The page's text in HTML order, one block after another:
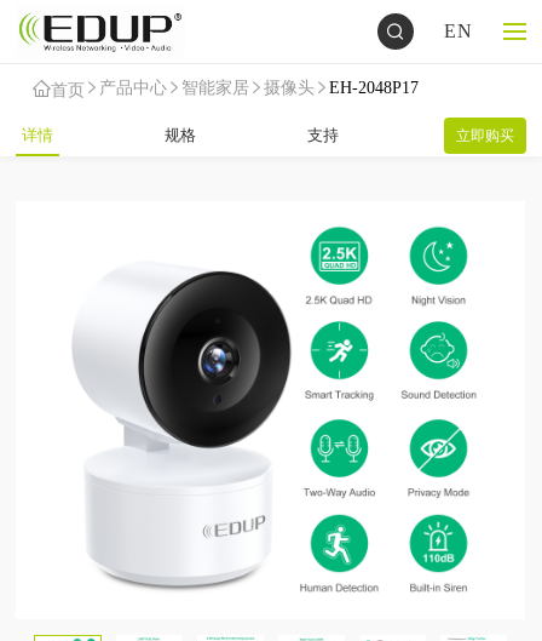
EN
首页 产品中心 智能家居 摄像头 EH-2048P17
详情 规格 支持 立即购买